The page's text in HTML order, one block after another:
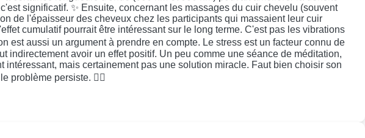
significatif. ✨ Ensuite, concernant les massages du cuir chevelu (souvent
de l'épaisseur des cheveux chez les participants qui massaient leur cuir
cumulatif pourrait être intéressant sur le long terme. C'est pas les vibrations
est aussi un argument à prendre en compte. Le stress est un facteur connu de
avoir un effet positif. Un peu comme une séance de méditation,
mais certainement pas une solution miracle. Faut bien choisir son
problème persiste. 👨‍⚕️